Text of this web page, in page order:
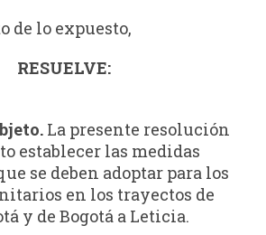
de lo expuesto,
RESUELVE:
La presente resolución
establecer las medidas
se deben adoptar para los
en los trayectos de
y de Bogotá a Leticia.